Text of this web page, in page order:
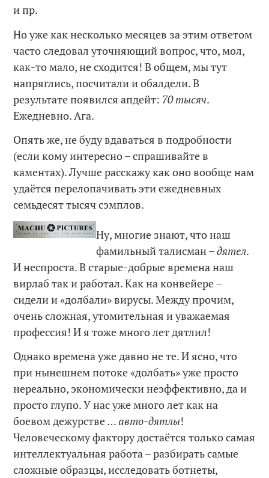
и пр.
Но уже как несколько месяцев за этим ответом
часто следовал уточняющий вопрос, что, мол,
как-то мало, не сходится! В общем, мы тут
напряглись, посчитали и обалдели. В
результате появился апдейт: 70 тысяч.
Ежедневно. Ага.
Опять же, не буду вдаваться в подробности
(если кому интересно – спрашивайте в
каментах). Лучше расскажу как оно вообще нам
удаётся перелопачивать эти ежедневных
семьдесят тысяч сэмплов.
Ну, многие знают, что наш
фамильный талисман –дятел.
И неспроста. В старые-добрые времена наш
вирлаб так и работал. Как на конвейере –
сидели и «долбали» вирусы. Между прочим,
очень сложная, утомительная и уважаемая
профессия! И я тоже много лет дятлил!
Однако времена уже давно не те. И ясно, что
при нынешнем потоке «долбать» уже просто
нереально, экономически неэффективно, да и
просто глупо. У нас уже много лет как на
боевом дежурстве …авто-дятлы!
Человеческому фактору достаётся только самая
интеллектуальная работа – разбирать самые
сложные образцы, исследовать ботнеты,